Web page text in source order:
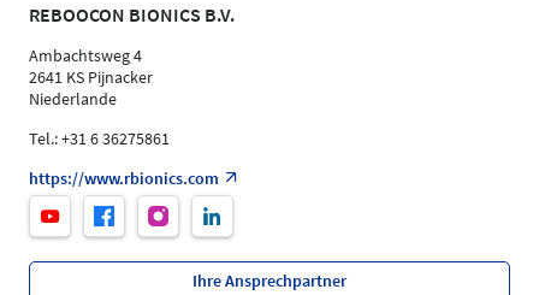
REBOOCON BIONICS B.V.
Ambachtsweg 4
2641 KS Pijnacker
Niederlande
Tel.: +31 6 36275861
https://www.rbionics.com
Ihre Ansprechpartner